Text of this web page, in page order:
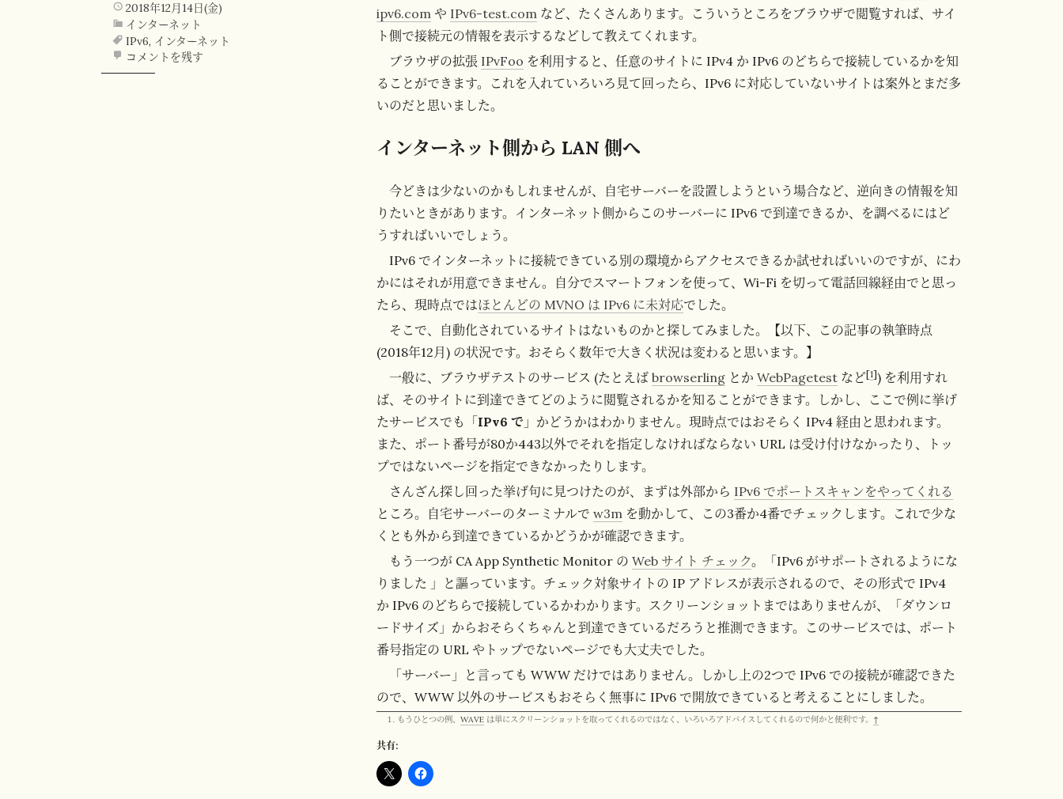
2018年12月14日(金)
インターネット
IPv6, インターネット
コメントを残す
ipv6.com や IPv6-test.com など、たくさんあります。こういうところをブラウザで閲覧すれば、サイ
ト側で接続元の情報を表示するなどして教えてくれます。
ブラウザの拡張 IPvFoo を利用すると、任意のサイトに IPv4 か IPv6 のどちらで接続しているかを知
ることができます。これを入れていろいろ見て回ったら、IPv6 に対応していないサイトは案外とまだ多
いのだと思いました。
インターネット側から LAN 側へ
今どきは少ないのかもしれませんが、自宅サーバーを設置しようという場合など、逆向きの情報を知
りたいときがあります。インターネット側からこのサーバーに IPv6 で到達できるか、を調べるにはど
うすればいいでしょう。
IPv6 でインターネットに接続できている別の環境からアクセスできるか試せればいいのですが、にわ
かにはそれが用意できません。自分でスマートフォンを使って、Wi-Fi を切って電話回線経由でと思っ
たら、現時点ではほとんどの MVNO は IPv6 に未対応でした。
そこで、自動化されているサイトはないものかと探してみました。【以下、この記事の執筆時点
(2018年12月) の状況です。おそらく数年で大きく状況は変わると思います。】
一般に、ブラウザテストのサービス (たとえばbrowserling とかWebPagetest など[1]) を利用すれ
ば、そのサイトに到達できてどのように閲覧されるかを知ることができます。しかし、ここで例に挙げ
たサービスでも「 IPv6 で 」かどうかはわかりません。現時点ではおそらく IPv4 経由と思われます。
また、ポート番号が80か443以外でそれを指定しなければならない URL は受け付けなかったり、トッ
プではないページを指定できなかったりします。
さんざん探し回った挙げ句に見つけたのが、まずは外部から IPv6 でポートスキャンをやってくれる
ところ。自宅サーバーのターミナルでw3m を動かして、この3番か4番でチェックします。これで少な
くとも外から到達できているかどうかが確認できます。
もう一つが CA App Synthetic Monitor のWeb サイト チェック。「IPv6 がサポートされるようにな
りました 」と謳っています。チェック対象サイトの IP アドレスが表示されるので、その形式で IPv4
か IPv6 のどちらで接続しているかわかります。スクリーンショットまではありませんが、「ダウンロ
ードサイズ」からおそらくちゃんと到達できているだろうと推測できます。このサービスでは、ポート
番号指定の URL やトップでないページでも大丈夫でした。
「サーバー」と言っても WWW だけではありません。しかし上の2つで IPv6 での接続が確認できた
ので、WWW 以外のサービスもおそらく無事に IPv6 で開放できていると考えることにしました。
もうひとつの例、WAVE は単にスクリーンショットを取ってくれるのではなく、いろいろアドバイスしてくれるので何かと便利です。 ↑
共有: